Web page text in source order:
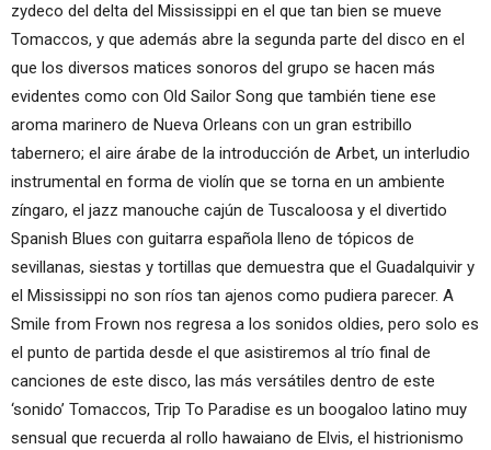
zydeco del delta del Mississippi en el que tan bien se mueve
Tomaccos, y que además abre la segunda parte del disco en el
que los diversos matices sonoros del grupo se hacen más
evidentes como con Old Sailor Song que también tiene ese
aroma marinero de Nueva Orleans con un gran estribillo
tabernero; el aire árabe de la introducción de Arbet, un interludio
instrumental en forma de violín que se torna en un ambiente
zíngaro, el jazz manouche cajún de Tuscaloosa y el divertido
Spanish Blues con guitarra española lleno de tópicos de
sevillanas, siestas y tortillas que demuestra que el Guadalquivir y
el Mississippi no son ríos tan ajenos como pudiera parecer. A
Smile from Frown nos regresa a los sonidos oldies, pero solo es
el punto de partida desde el que asistiremos al trío final de
canciones de este disco, las más versátiles dentro de este
‘sonido’ Tomaccos, Trip To Paradise es un boogaloo latino muy
sensual que recuerda al rollo hawaiano de Elvis, el histrionismo